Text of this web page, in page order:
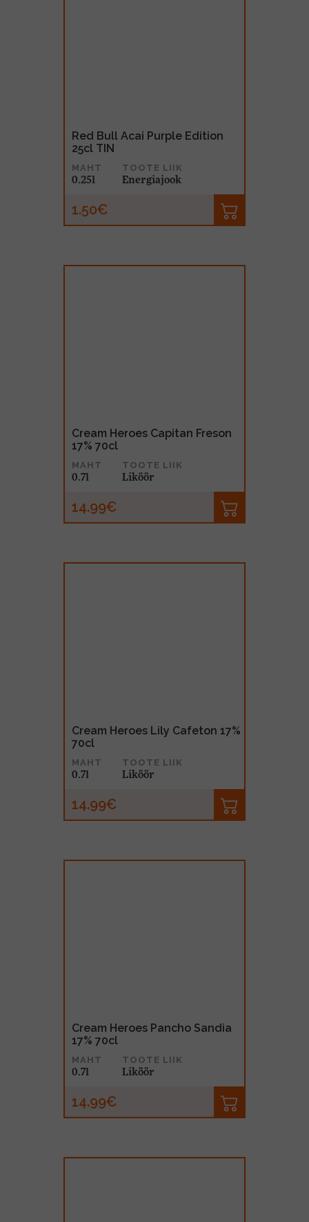
Red Bull Acai Purple Edition
25cl TIN
MAHT
0.25l
TOOTE LIIK
Energiajook
1.50€
Cream Heroes Capitan Freson
17% 70cl
MAHT
0.7l
TOOTE LIIK
Liköör
14.99€
Cream Heroes Lily Cafeton 17%
70cl
MAHT
0.7l
TOOTE LIIK
Liköör
14.99€
Cream Heroes Pancho Sandia
17% 70cl
MAHT
0.7l
TOOTE LIIK
Liköör
14.99€